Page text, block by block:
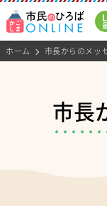
ホーム 市長からのメッ
市長